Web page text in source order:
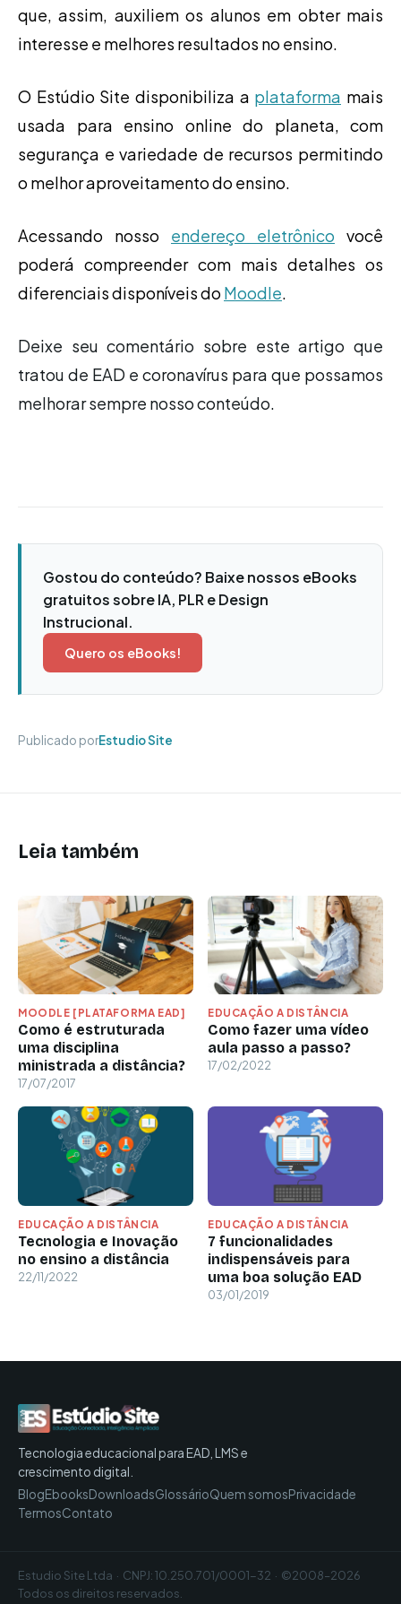
que, assim, auxiliem os alunos em obter mais
interesse e melhores resultados no ensino.
O Estúdio Site disponibiliza a plataforma mais
usada para ensino online do planeta, com
segurança e variedade de recursos permitindo
o melhor aproveitamento do ensino.
Acessando nosso endereço eletrônico você
poderá compreender com mais detalhes os
diferenciais disponíveis do Moodle.
Deixe seu comentário sobre este artigo que
tratou de EAD e coronavírus para que possamos
melhorar sempre nosso conteúdo.
Gostou do conteúdo? Baixe nossos eBooks
gratuitos sobre IA, PLR e Design
Instrucional.
Quero os eBooks!
Publicado porEstudio Site
Leia também
MOODLE [PLATAFORMA EAD]
Como é estruturada
uma disciplina
ministrada a distância?
17/07/2017
EDUCAÇÃO A DISTÂNCIA
Como fazer uma vídeo
aula passo a passo?
17/02/2022
EDUCAÇÃO A DISTÂNCIA
Tecnologia e Inovação
no ensino a distância
22/11/2022
EDUCAÇÃO A DISTÂNCIA
7 funcionalidades
indispensáveis para
uma boa solução EAD
03/01/2019
Tecnologia educacional para EAD, LMS e
crescimento digital.
BlogEbooksDownloadsGlossárioQuem somosPrivacidade
TermosContato
Estudio Site Ltda · CNPJ: 10.250.701/0001-32 · ©2008–2026
Todos os direitos reservados.